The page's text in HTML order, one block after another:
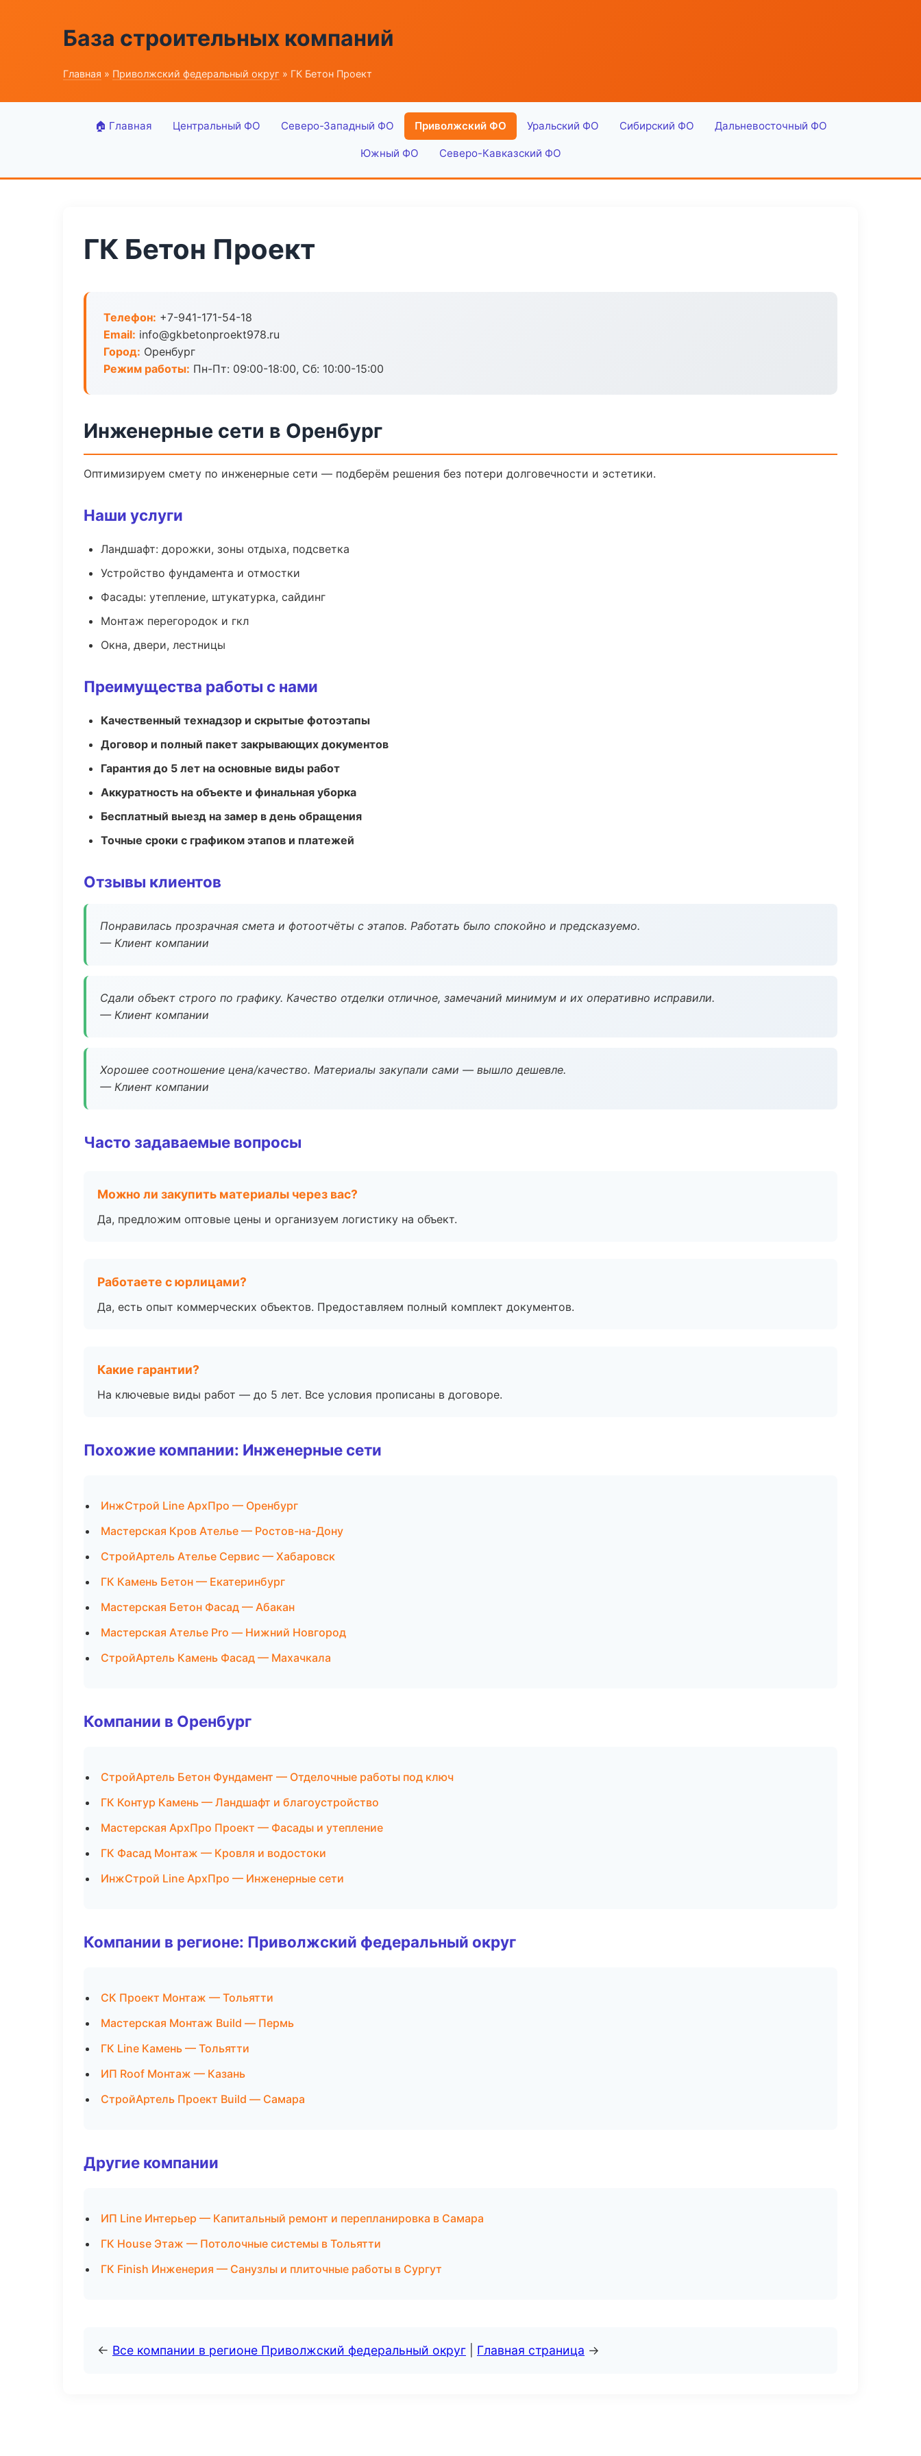
База строительных компаний
Главная » Приволжский федеральный округ » ГК Бетон Проект
🏠 Главная Центральный ФО Северо-Западный ФО Приволжский ФО Уральский ФО Сибирский ФО Дальневосточный ФО
Южный ФО Северо-Кавказский ФО
ГК Бетон Проект
Телефон: +7-941-171-54-18
Email: info@gkbetonproekt978.ru
Город: Оренбург
Режим работы: Пн-Пт: 09:00-18:00, Сб: 10:00-15:00
Инженерные сети в Оренбург
Оптимизируем смету по инженерные сети — подберём решения без потери долговечности и эстетики.
Наши услуги
Ландшафт: дорожки, зоны отдыха, подсветка
Устройство фундамента и отмостки
Фасады: утепление, штукатурка, сайдинг
Монтаж перегородок и гкл
Окна, двери, лестницы
Преимущества работы с нами
Качественный технадзор и скрытые фотоэтапы
Договор и полный пакет закрывающих документов
Гарантия до 5 лет на основные виды работ
Аккуратность на объекте и финальная уборка
Бесплатный выезд на замер в день обращения
Точные сроки с графиком этапов и платежей
Отзывы клиентов
Понравилась прозрачная смета и фотоотчёты с этапов. Работать было спокойно и предсказуемо.
— Клиент компании
Сдали объект строго по графику. Качество отделки отличное, замечаний минимум и их оперативно исправили.
— Клиент компании
Хорошее соотношение цена/качество. Материалы закупали сами — вышло дешевле.
— Клиент компании
Часто задаваемые вопросы
Можно ли закупить материалы через вас?
Да, предложим оптовые цены и организуем логистику на объект.
Работаете с юрлицами?
Да, есть опыт коммерческих объектов. Предоставляем полный комплект документов.
Какие гарантии?
На ключевые виды работ — до 5 лет. Все условия прописаны в договоре.
Похожие компании: Инженерные сети
ИнжСтрой Line АрхПро — Оренбург
Мастерская Кров Ателье — Ростов-на-Дону
СтройАртель Ателье Сервис — Хабаровск
ГК Камень Бетон — Екатеринбург
Мастерская Бетон Фасад — Абакан
Мастерская Ателье Pro — Нижний Новгород
СтройАртель Камень Фасад — Махачкала
Компании в Оренбург
СтройАртель Бетон Фундамент — Отделочные работы под ключ
ГК Контур Камень — Ландшафт и благоустройство
Мастерская АрхПро Проект — Фасады и утепление
ГК Фасад Монтаж — Кровля и водостоки
ИнжСтрой Line АрхПро — Инженерные сети
Компании в регионе: Приволжский федеральный округ
СК Проект Монтаж — Тольятти
Мастерская Монтаж Build — Пермь
ГК Line Камень — Тольятти
ИП Roof Монтаж — Казань
СтройАртель Проект Build — Самара
Другие компании
ИП Line Интерьер — Капитальный ремонт и перепланировка в Самара
ГК House Этаж — Потолочные системы в Тольятти
ГК Finish Инженерия — Санузлы и плиточные работы в Сургут
← Все компании в регионе Приволжский федеральный округ Главная страница →